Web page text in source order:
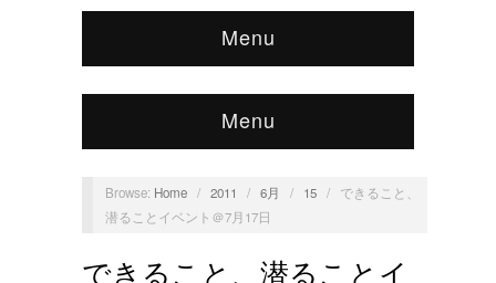
Menu
Menu
Browse: Home / 2011 / 6月 / 15 /
できること、
潜ることイベント＠7月17日
できること、潜ることイ